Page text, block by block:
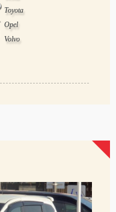
Toyota
Opel
Volvo